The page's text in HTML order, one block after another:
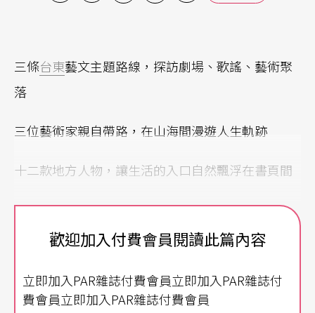
三條台東藝文主題路線，探訪劇場、歌謠、藝術聚
落
三位藝術家親自帶路，在山海間漫遊人生軌跡
十二款地方人物，讓生活的入口自然飄浮在書頁間
海岸山脈 部落 太平洋
跳舞 歌唱 鐵道邊
歡迎加入付費會員閱讀此篇內容
立即加入PAR雜誌付費會員立即加入PAR雜誌付
費會員立即加入PAR雜誌付費會員